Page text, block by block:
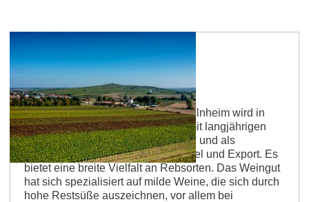
Weingut Dexheimer
Das Weingut Dexheimer aus Biebelnheim wird in
vierter Generation bewirtschaftet, mit langjährigen
Bindungen im Privatkundenbereich und als
zuverlässiger Partner für den Handel und Export. Es
bietet eine breite Vielfalt an Rebsorten. Das Weingut
hat sich spezialisiert auf milde Weine, die sich durch
hohe Restsüße auszeichnen, vor allem bei